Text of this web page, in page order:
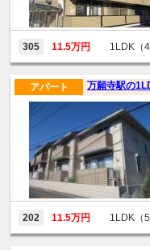
305 11.5万円 1LDK（
万願寺駅の
アパート
202 11.5万円 1LDK（